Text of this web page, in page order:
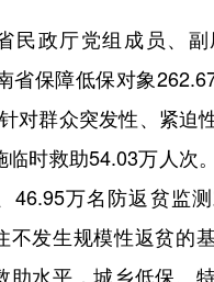
趣看文物
政厅党组成员、副
省保障低保对象
对群众突发性、紧迫
临时救助54.03万人次
46.95万名防返贫监
不发生规模性返贫的
助水平，城乡低保、